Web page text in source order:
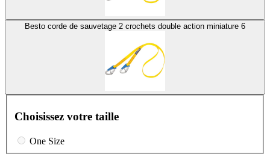
Besto corde de sauvetage 2 crochets double action miniature 6
Choisissez votre taille
One Size